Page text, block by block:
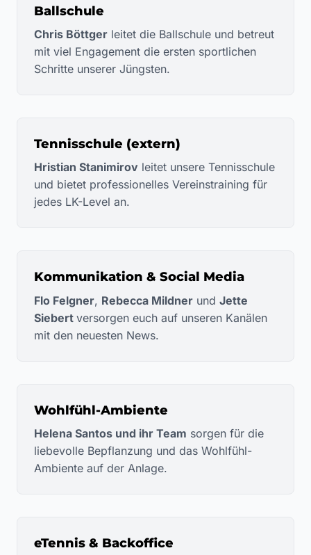
Ballschule
Chris Böttger leitet die Ballschule und betreut
mit viel Engagement die ersten sportlichen
Schritte unserer Jüngsten.
Tennisschule (extern)
Hristian Stanimirov leitet unsere Tennisschule
und bietet professionelles Vereinstraining für
jedes LK-Level an.
Kommunikation & Social Media
Flo Felgner, Rebecca Mildner und Jette
Siebert versorgen euch auf unseren Kanälen
mit den neuesten News.
Wohlfühl-Ambiente
Helena Santos und ihr Team sorgen für die
liebevolle Bepflanzung und das Wohlfühl-
Ambiente auf der Anlage.
eTennis & Backoffice